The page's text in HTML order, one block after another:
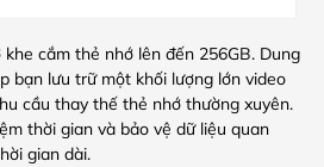
cắm thẻ nhớ lên đến 256GB. Dung
bạn lưu trữ một khối lượng lớn video
cầu thay thế thẻ nhớ thường xuyên.
thời gian và bảo vệ dữ liệu quan
gian dài.